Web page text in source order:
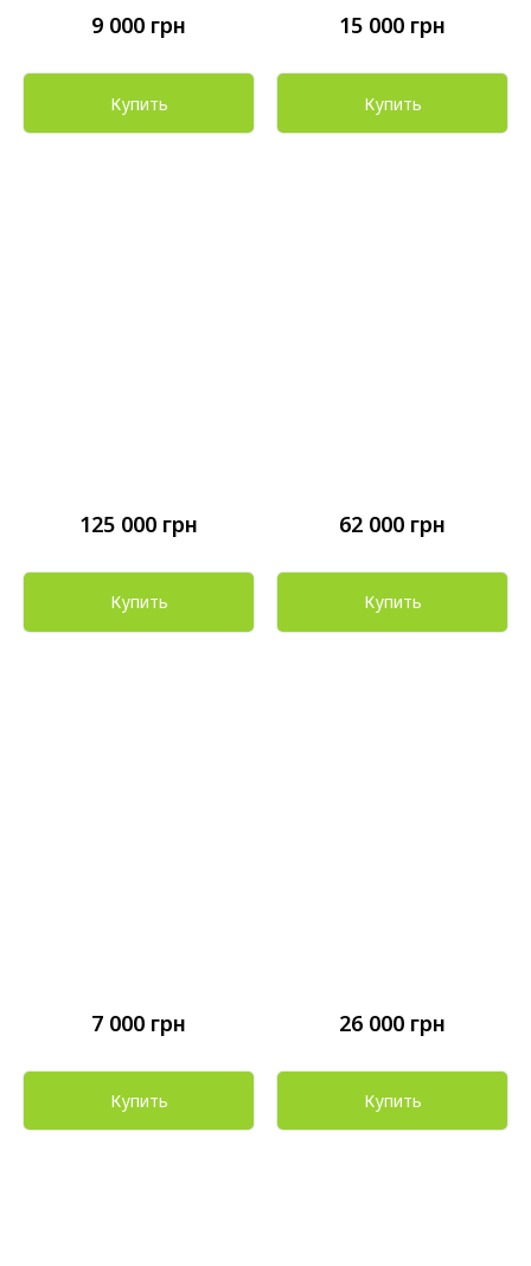
9 000 грн
Купить
15 000 грн
Купить
125 000 грн
Купить
62 000 грн
Купить
7 000 грн
Купить
26 000 грн
Купить